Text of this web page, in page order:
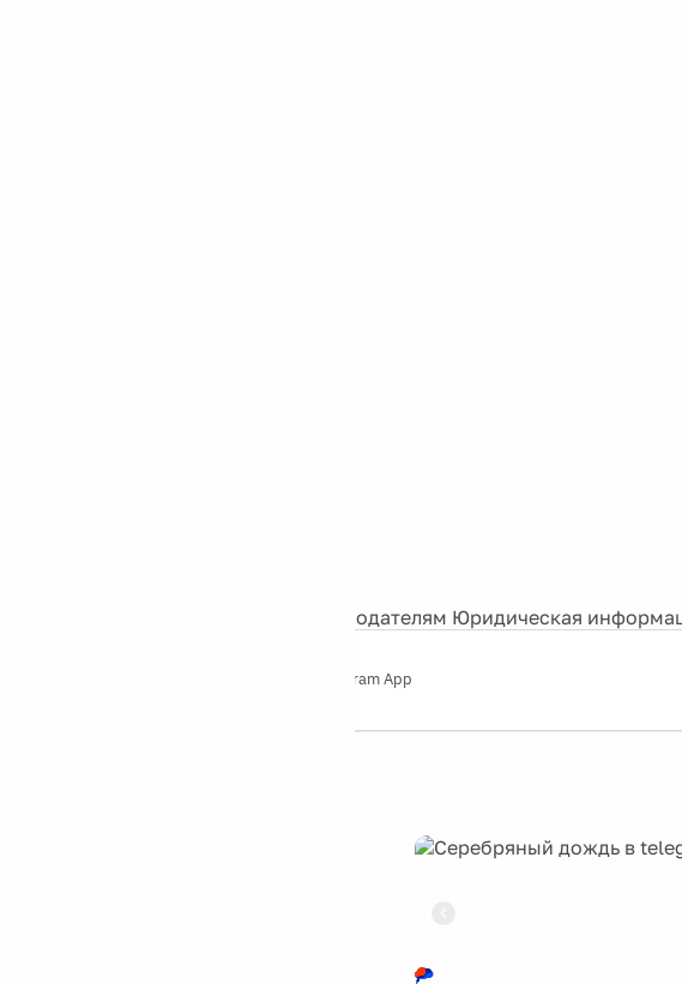
Рекламодателям Юридическая
Telegram App